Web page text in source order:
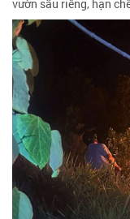
vườn sầu riêng, hạn